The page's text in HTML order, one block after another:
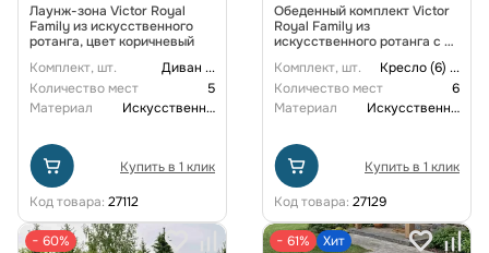
Лаунж-зона Victor Royal
Family из искусственного
ротанга, цвет коричневый
Комплект, шт.
Диван ...
Количество мест
5
Материал
Искусственный ротанг
Купить в 1 клик
Код товара: 27112
Обеденный комплект Victor
Royal Family из
искусственного ротанга c 6
Комплект, шт. Кресло (6) ...
Количество мест
6
Материал
Искусственный ротанг
Купить в 1 клик
Код товара: 27129
− 60% − 61% Хит